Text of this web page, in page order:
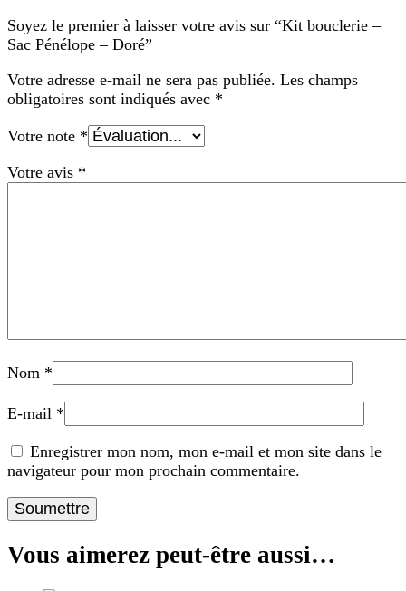
Soyez le premier à laisser votre avis sur “Kit bouclerie –
Sac Pénélope – Doré”
Votre adresse e-mail ne sera pas publiée. Les champs
obligatoires sont indiqués avec *
Votre note *
Votre avis *
Nom *
E-mail *
Enregistrer mon nom, mon e-mail et mon site dans le
navigateur pour mon prochain commentaire.
Vous aimerez peut-être aussi…